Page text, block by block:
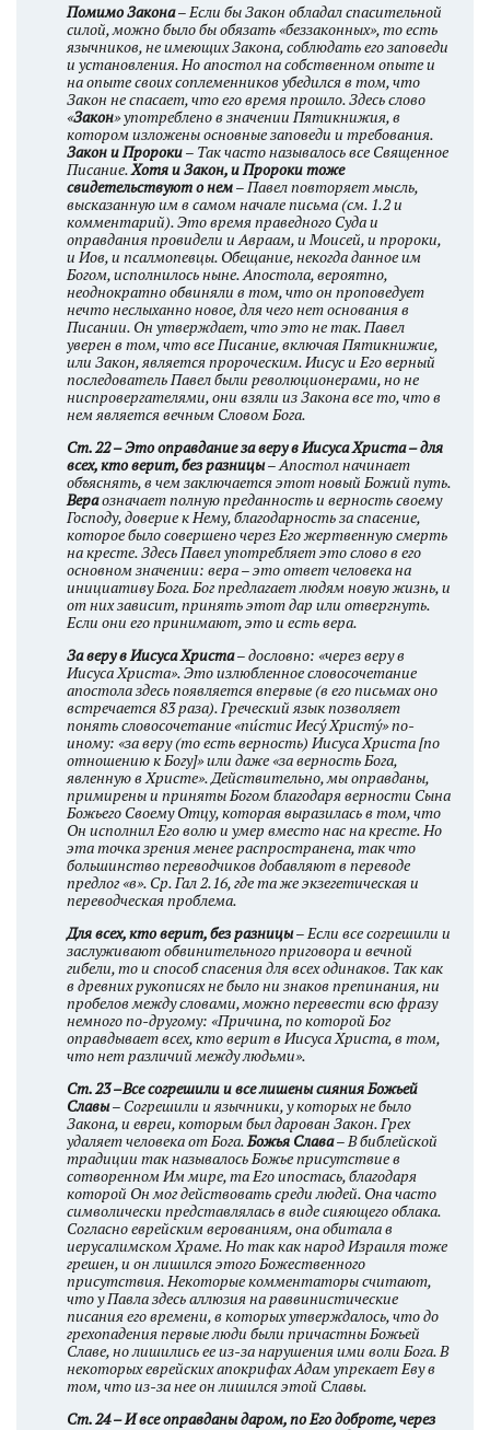
Помимо Закона– Если бы Закон обладал спасительной
силой, можно было бы обязать «беззаконных», то есть
язычников, не имеющих Закона, соблюдать его заповеди
и установления. Но апостол на собственном опыте и
на опыте своих соплеменников убедился в том, что
Закон не спасает, что его время прошло. Здесь слово
«Закон» употреблено в значении Пятикнижия, в
котором изложены основные заповеди и требования.
Закон и Пророки– Так часто называлось все Священное
Писание.Хотя и Закон, и Пророки тоже
свидетельствуют о нем– Павел повторяет мысль,
высказанную им в самом начале письма (см. 1.2 и
комментарий). Это время праведного Суда и
оправдания провидели и Авраам, и Моисей, и пророки,
и Иов, и псалмопевцы. Обещание, некогда данное им
Богом, исполнилось ныне. Апостола, вероятно,
неоднократно обвиняли в том, что он проповедует
нечто неслыханно новое, для чего нет основания в
Писании. Он утверждает, что это не так. Павел
уверен в том, что все Писание, включая Пятикнижие,
или Закон, является пророческим. Иисус и Его верный
последователь Павел были революционерами, но не
ниспровергателями, они взяли из Закона все то, что в
нем является вечным Словом Бога.
Ст. 22 – Это оправдание за веру в Иисуса Христа – для
всех, кто верит, без разницы– Апостол начинает
объяснять, в чем заключается этот новый Божий путь.
Вераозначает полную преданность и верность своему
Господу, доверие к Нему, благодарность за спасение,
которое было совершено через Его жертвенную смерть
на кресте. Здесь Павел употребляет это слово в его
основном значении: вера – это ответ человека на
инициативу Бога. Бог предлагает людям новую жизнь, и
от них зависит, принять этот дар или отвергнуть.
Если они его принимают, это и есть вера.
За веру в Иисуса Христа– дословно: «через веру в
Иисуса Христа». Это излюбленное словосочетание
апостола здесь появляется впервые (в его письмах оно
встречается 83 раза). Греческий язык позволяет
понять словосочетание «пи́стис Иесу́ Христу́» по-
иному: «за веру (то есть верность) Иисуса Христа [по
отношению к Богу]» или даже «за верность Бога,
явленную в Христе». Действительно, мы оправданы,
примирены и приняты Богом благодаря верности Сына
Божьего Своему Отцу, которая выразилась в том, что
Он исполнил Его волю и умер вместо нас на кресте. Но
эта точка зрения менее распространена, так что
большинство переводчиков добавляют в переводе
предлог «в». Ср. Гал 2.16, где та же экзегетическая и
переводческая проблема.
Для всех, кто верит, без разницы– Если все согрешили и
заслуживают обвинительного приговора и вечной
гибели, то и способ спасения для всех одинаков. Так как
в древних рукописях не было ни знаков препинания, ни
пробелов между словами, можно перевести всю фразу
немного по-другому: «Причина, по которой Бог
оправдывает всех, кто верит в Иисуса Христа, в том,
что нет различий между людьми».
Ст. 23 –Все согрешили и все лишены сияния Божьей
Славы– Согрешили и язычники, у которых не было
Закона, и евреи, которым был дарован Закон. Грех
удаляет человека от Бога.Божья Слава– В библейской
традиции так называлось Божье присутствие в
сотворенном Им мире, та Его ипостась, благодаря
которой Он мог действовать среди людей. Она часто
символически представлялась в виде сияющего облака.
Согласно еврейским верованиям, она обитала в
иерусалимском Храме. Но так как народ Израиля тоже
грешен, и он лишился этого Божественного
присутствия. Некоторые комментаторы считают,
что у Павла здесь аллюзия на раввинистические
писания его времени, в которых утверждалось, что до
грехопадения первые люди были причастны Божьей
Славе, но лишились ее из-за нарушения ими воли Бога. В
некоторых еврейских апокрифах Адам упрекает Еву в
том, что из-за нее он лишился этой Славы.
Ст. 24 – И все оправданы даром, по Его доброте, через